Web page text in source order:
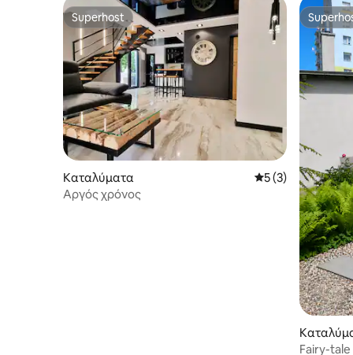
Superhost
Superhost
Καταλύματα Μέση
5 (3)
Αργός χρόνος
Fairy-